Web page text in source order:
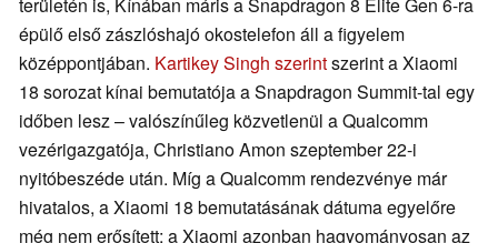
területén is, Kínában máris a Snapdragon 8 Elite Gen 6-ra
épülő első zászlóshajó okostelefon áll a figyelem
középpontjában. Kartikey Singh szerintszerint a Xiaomi
18 sorozat kínai bemutatója a Snapdragon Summit-tal egy
időben lesz – valószínűleg közvetlenül a Qualcomm
vezérigazgatója, Christiano Amon szeptember 22-i
nyitóbeszéde után. Míg a Qualcomm rendezvénye már
hivatalos, a Xiaomi 18 bemutatásának dátuma egyelőre
még nem erősített; a Xiaomi azonban hagyományosan az